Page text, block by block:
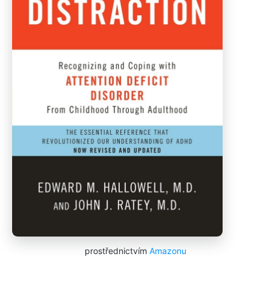
prostřednictvím Amazonu